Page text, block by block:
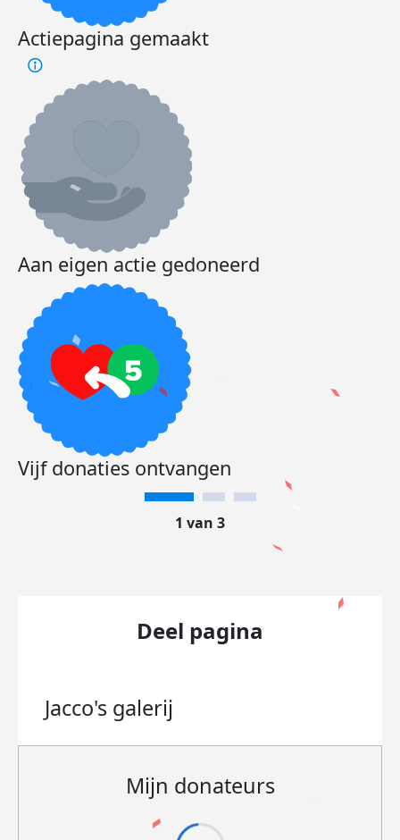
Actiepagina gemaakt
Aan eigen actie gedoneerd
Vijf donaties ontvangen
1 van 3
Deel pagina
Jacco's galerij
Mijn donateurs